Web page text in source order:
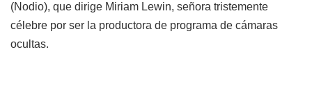
(Nodio), que dirige Miriam Lewin, señora tristemente
célebre por ser la productora de programa de cámaras
ocultas.